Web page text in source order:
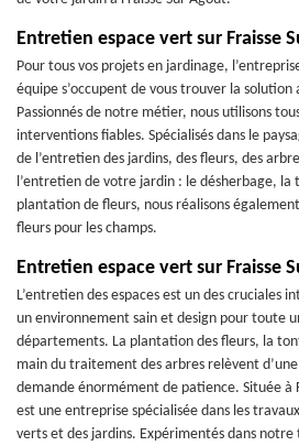
Entretien espace vert sur Fraisse
Pour tous vos projets en jardinage,
équipe s’occupent de vous trouver la
Passionnés de notre métier, nous utilisons
interventions fiables. Spécialisés dans le
de l’entretien des jardins, des fleurs, des
l’entretien de votre jardin : le désherbage, la
plantation de fleurs, nous réalisons
fleurs pour les champs.
Entretien espace vert sur Fraisse
L’entretien des espaces est un des cruciales
un environnement sain et design pour toute
départements. La plantation des fleurs, la
main du traitement des arbres relèvent
demande énormément de patience. Située à
est une entreprise spécialisée dans les
verts et des jardins. Expérimentés dans notre